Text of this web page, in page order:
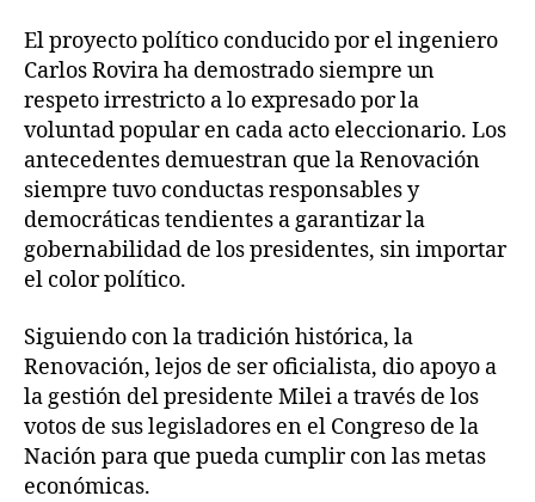
El proyecto político conducido por el ingeniero
Carlos Rovira ha demostrado siempre un
respeto irrestricto a lo expresado por la
voluntad popular en cada acto eleccionario. Los
antecedentes demuestran que la Renovación
siempre tuvo conductas responsables y
democráticas tendientes a garantizar la
gobernabilidad de los presidentes, sin importar
el color político.
Siguiendo con la tradición histórica, la
Renovación, lejos de ser oficialista, dio apoyo a
la gestión del presidente Milei a través de los
votos de sus legisladores en el Congreso de la
Nación para que pueda cumplir con las metas
económicas.